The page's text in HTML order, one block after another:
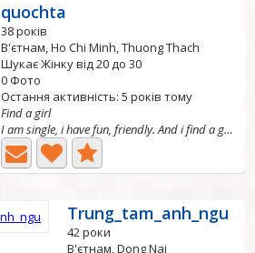
quochta
38 років
В'єтнам, Ho Chi Minh, Thuong Thach
Шукає Жінку від 20 до 30
0 Фото
Остання активність: 5 років тому
Find a girl
I am single, i have fun, friendly. And i find a girlfiend
Trung_tam_anh_ngu
42 роки
В'єтнам, Dong Nai